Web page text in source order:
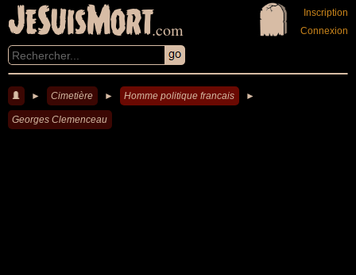
JeSuisMort.com
Inscription
Connexion
► Cimetière ► Homme politique francais ►
Georges Clemenceau